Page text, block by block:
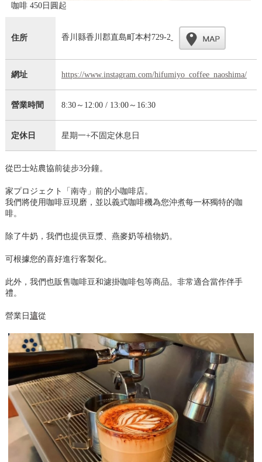
咖啡 450日圓起
住所 香川縣香川郡直島町本村729-2
網址 https://www.instagram.com/hifumiyo_coffee_naoshima/
營業時間 8:30～12:00 / 13:00～16:30
定休日 星期一+不固定休息日
從巴士站農協前徒步3分鐘。
家プロジェクト「南寺」前的小咖啡店。
我們將使用咖啡豆現磨，並以義式咖啡機為您沖煮每一杯獨特的咖
啡。
除了牛奶，我們也提供豆漿、燕麥奶等植物奶。
可根據您的喜好進行客製化。
此外，我們也販售咖啡豆和濾掛咖啡包等商品。非常適合當作伴手
禮。
營業日這從